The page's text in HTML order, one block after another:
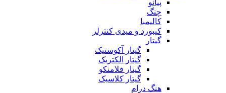
پیانو
چنگ
کالیمبا
کیبورد و میدی کنترلر
گیتار
گیتار آکوستیک
گیتار الکتریک
گیتار فلامنکو
گیتار کلاسیک
هنگ درام